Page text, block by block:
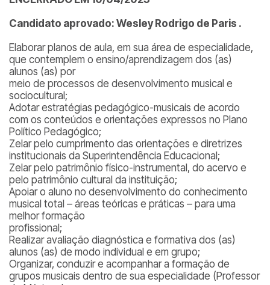
Candidato aprovado: Wesley Rodrigo de Paris .
Elaborar planos de aula, em sua área de especialidade,
que contemplem o ensino/aprendizagem dos (as)
alunos (as) por
meio de processos de desenvolvimento musical e
sociocultural;
Adotar estratégias pedagógico-musicais de acordo
com os conteúdos e orientações expressos no Plano
Político Pedagógico;
Zelar pelo cumprimento das orientações e diretrizes
institucionais da Superintendência Educacional;
Zelar pelo patrimônio físico-instrumental, do acervo e
pelo patrimônio cultural da instituição;
Apoiar o aluno no desenvolvimento do conhecimento
musical total – áreas teóricas e práticas – para uma
melhor formação
profissional;
Realizar avaliação diagnóstica e formativa dos (as)
alunos (as) de modo individual e em grupo;
Organizar, conduzir e acompanhar a formação de
grupos musicais dentro de sua especialidade (Professor